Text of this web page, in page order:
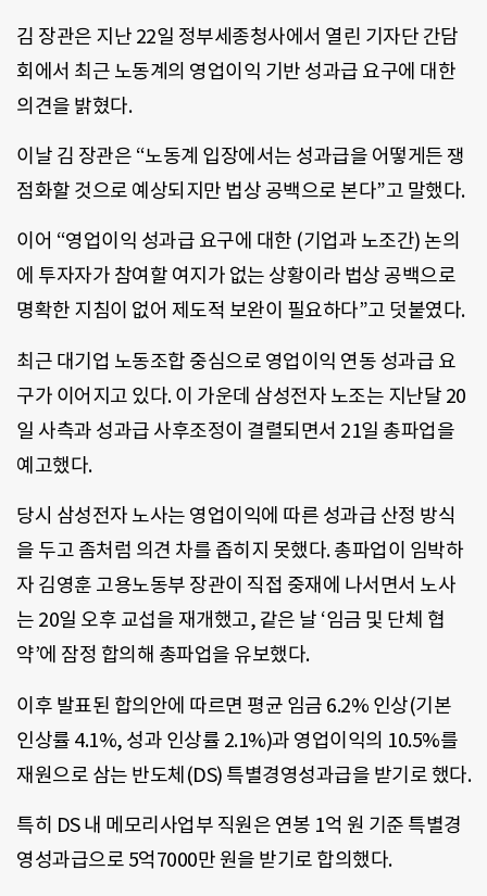
김 장관은 지난 22일 정부세종청사에서 열린 기자단 간담
회에서 최근 노동계의 영업이익 기반 성과급 요구에 대한
의견을 밝혔다.
이날 김 장관은 “노동계 입장에서는 성과급을 어떻게든 쟁
점화할 것으로 예상되지만 법상 공백으로 본다”고 말했다.
이어 “영업이익 성과급 요구에 대한 (기업과 노조간) 논의
에 투자자가 참여할 여지가 없는 상황이라 법상 공백으로
명확한 지침이 없어 제도적 보완이 필요하다”고 덧붙였다.
최근 대기업 노동조합 중심으로 영업이익 연동 성과급 요
구가 이어지고 있다. 이 가운데 삼성전자 노조는 지난달 20
일 사측과 성과급 사후조정이 결렬되면서 21일 총파업을
예고했다.
당시 삼성전자 노사는 영업이익에 따른 성과급 산정 방식
을 두고 좀처럼 의견 차를 좁히지 못했다. 총파업이 임박하
자 김영훈 고용노동부 장관이 직접 중재에 나서면서 노사
는 20일 오후 교섭을 재개했고, 같은 날 ‘임금 및 단체 협
약’에 잠정 합의해 총파업을 유보했다.
이후 발표된 합의안에 따르면 평균 임금 6.2% 인상(기본
인상률 4.1%, 성과 인상률 2.1%)과 영업이익의 10.5%를
재원으로 삼는 반도체(DS) 특별경영성과급을 받기로 했다.
특히 DS 내 메모리사업부 직원은 연봉 1억 원 기준 특별경
영성과급으로 5억7000만 원을 받기로 합의했다.